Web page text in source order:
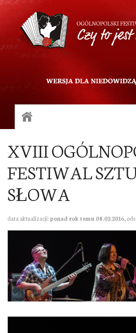
XVIII
FESTIWAL
SŁOWA
data aktualizacji:ponad rok temu 08.02.2016 ,